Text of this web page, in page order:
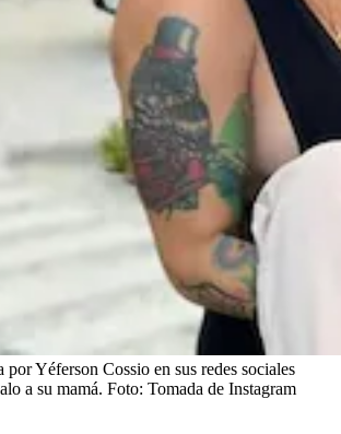
Yéferson Cossio en sus redes sociales
a su mamá. Foto: Tomada de Instagram